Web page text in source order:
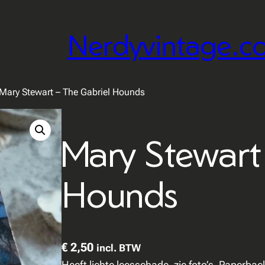
Stewart – The Gabriel Hounds
Mary
Hounds
€2,50 incl. BTW